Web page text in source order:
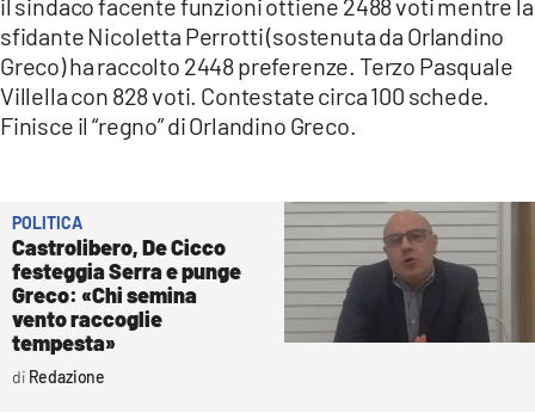
ILVIBONESE.IT
CATANZAROCHANNEL.IT
LACAPITALENEWS.IT
ANDROID
APPLE
sfidante Nicoletta Perrotti (sostenuta da Orlandino
Greco) ha raccolto 2448 preferenze. Terzo Pasquale
Villella con 828 voti. Contestate circa 100 schede.
Finisce il “regno” di Orlandino Greco.
POLITICA
Castrolibero, De Cicco
festeggia Serra e punge
Greco: «Chi semina
vento raccoglie
tempesta»
Redazione